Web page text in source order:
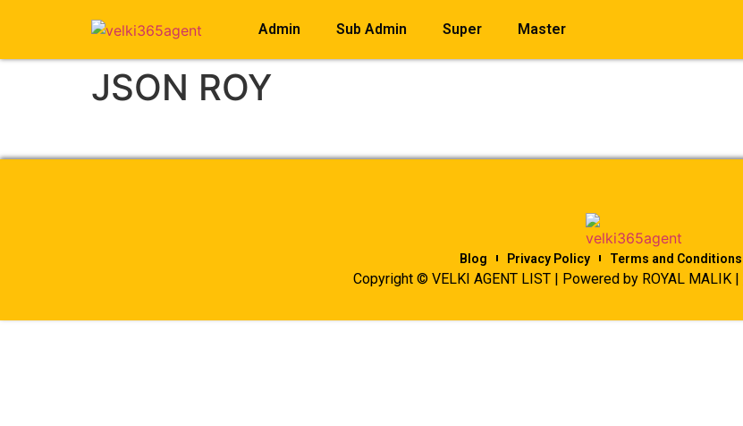
Admin Sub Admin Super Master
JSON ROY
Blog Privacy Policy Terms and Conditions
Copyright © VELKI AGENT LIST | Powered by ROYAL MALIK |